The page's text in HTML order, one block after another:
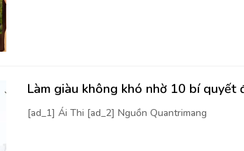
Làm giàu không khó nhờ 10 bí quyết
[ad_1] Ái Thi [ad_2] Nguồn Quantrimang